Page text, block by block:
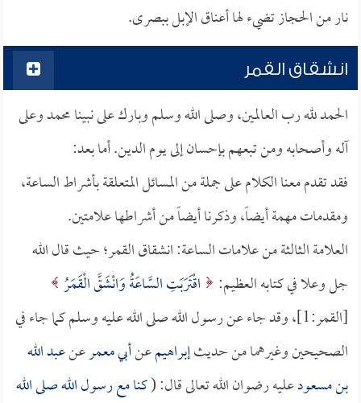
نار من الحجاز تضيء لها أعناق الإبل ببصرى.
انشقاق القمر
الحمد لله رب العالمين، وصلى الله وسلم وبارك على نبينا محمد وعلى
آله وأصحابه ومن تبعهم بإحسان إلى يوم الدين. أما بعد:
فقد تقدم معنا الكلام على جملة من المسائل المتعلقة بأشراط الساعة،
ومقدمات مهمة أيضاً، وذكرنا أيضاً من أشراطها علامتين.
العلامة الثالثة من علامات الساعة: انشقاق القمر؛ حيث قال الله
جل وعلا في كتابه العظيم:
اقْتَرَبَتِ السَّاعَةُ وَانْشَقَّ الْقَمَرُ
[القمر:1]، وقد جاء عن رسول الله صلى الله عليه وسلم كما جاء في
الصحيحين وغيرهما من حديثإبراهيمعنأبي معمرعنعبد الله
بن مسعودعليه رضوان الله تعالى قال: (كنا مع رسول الله صلى الله